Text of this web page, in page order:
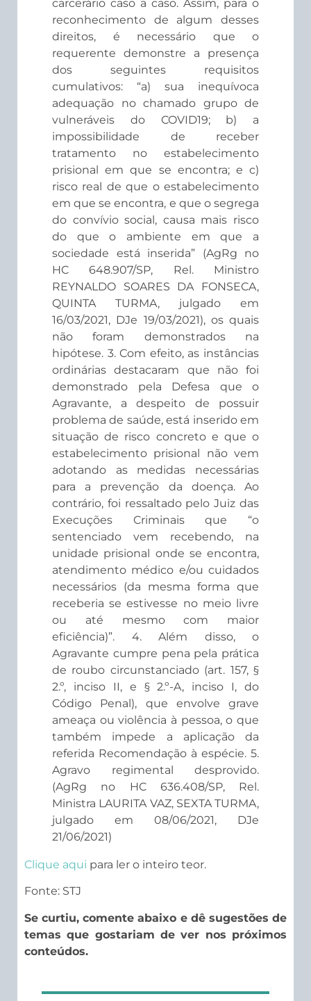
carcerário caso a caso. Assim, para o
reconhecimento de algum desses
direitos, é necessário que o
requerente demonstre a presença
dos seguintes requisitos
cumulativos: “a) sua inequívoca
adequação no chamado grupo de
vulneráveis do COVID19; b) a
impossibilidade de receber
tratamento no estabelecimento
prisional em que se encontra; e c)
risco real de que o estabelecimento
em que se encontra, e que o segrega
do convívio social, causa mais risco
do que o ambiente em que a
sociedade está inserida” (AgRg no
HC 648.907/SP, Rel. Ministro
REYNALDO SOARES DA FONSECA,
QUINTA TURMA, julgado em
16/03/2021, DJe 19/03/2021), os quais
não foram demonstrados na
hipótese. 3. Com efeito, as instâncias
ordinárias destacaram que não foi
demonstrado pela Defesa que o
Agravante, a despeito de possuir
problema de saúde, está inserido em
situação de risco concreto e que o
estabelecimento prisional não vem
adotando as medidas necessárias
para a prevenção da doença. Ao
contrário, foi ressaltado pelo Juiz das
Execuções Criminais que “o
sentenciado vem recebendo, na
unidade prisional onde se encontra,
atendimento médico e/ou cuidados
necessários (da mesma forma que
receberia se estivesse no meio livre
ou até mesmo com maior
eficiência)”. 4. Além disso, o
Agravante cumpre pena pela prática
de roubo circunstanciado (art. 157, §
2.º, inciso II, e § 2.º-A, inciso I, do
Código Penal), que envolve grave
ameaça ou violência à pessoa, o que
também impede a aplicação da
referida Recomendação à espécie. 5.
Agravo regimental desprovido.
(AgRg no HC 636.408/SP, Rel.
Ministra LAURITA VAZ, SEXTA TURMA,
julgado em 08/06/2021, DJe
21/06/2021)
Clique aqui para ler o inteiro teor.
Fonte: STJ
Se curtiu, comente abaixo e dê sugestões de
temas que gostariam de ver nos próximos
conteúdos.